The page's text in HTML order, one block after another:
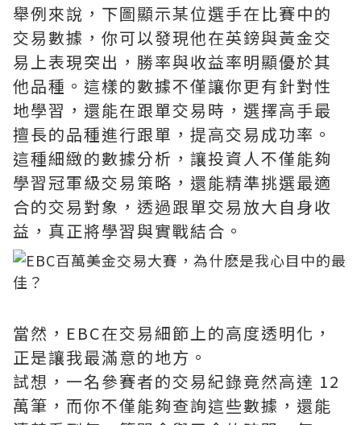
舉例來說，下圖顯示某位選手在比賽中的
交易數據，你可以發現他在英鎊與黃金交
易上表現突出，勝率與收益率明顯優於其
他品種。這樣的數據不僅讓你更有針對性
地學習，還能在跟單交易時，選擇高手最
擅長的品種進行跟單，提高交易成功率。
這種細緻的數據分析，讓投資人不僅能夠
學習冠軍級交易策略，還能精準挑選最適
合的交易對象，透過跟單交易放大自身收
益，真正將學習與實戰結合。
當然，EBC在交易細節上的高度透明化，
正是讓我最滿意的地方。
試想，一名參賽者的交易紀錄竟然高達 12
萬筆，而你不僅能夠查詢這些數據，還能